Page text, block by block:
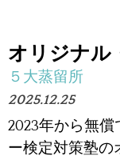
オリジナル
５大蒸留所
2025.12.25
2023年から無
ー検定対策塾の